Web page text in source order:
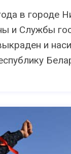
в городе
и Службы
и